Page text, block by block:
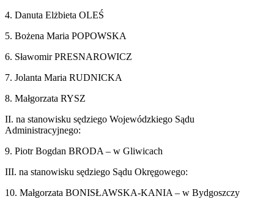
4. Danuta Elżbieta OLEŚ
5. Bożena Maria POPOWSKA
6. Sławomir PRESNAROWICZ
7. Jolanta Maria RUDNICKA
8. Małgorzata RYSZ
II. na stanowisku sędziego Wojewódzkiego Sądu
Administracyjnego:
9. Piotr Bogdan BRODA – w Gliwicach
III. na stanowisku sędziego Sądu Okręgowego:
10. Małgorzata BONISŁAWSKA-KANIA – w Bydgoszczy